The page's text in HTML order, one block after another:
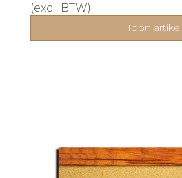
(excl. BTW)
Toon artikel